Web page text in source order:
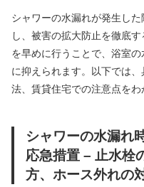
シャワーの水漏れが発生し
し、被害の拡大防止を徹底
を早めに行うことで、浴室
に抑えられます。以下では
法、賃貸住宅での注意点をわ
シャワーの水漏れ
応急措置 – 止水栓
方、ホース外れの